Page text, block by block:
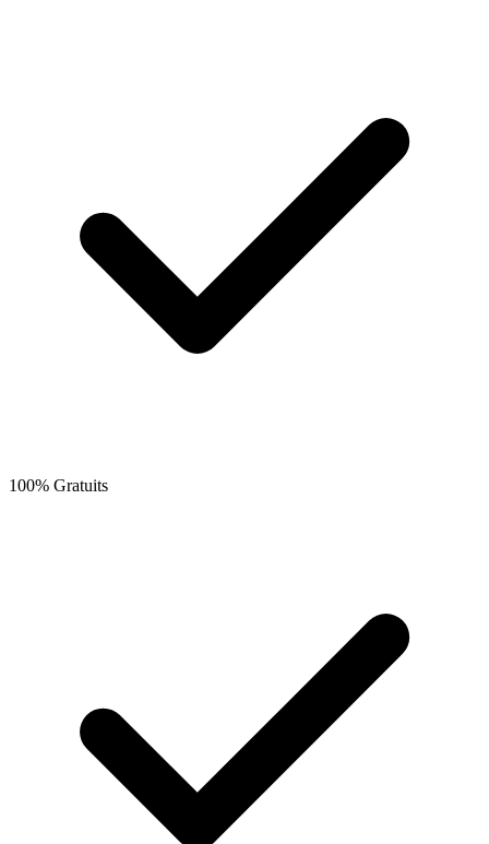
100% Gratuits